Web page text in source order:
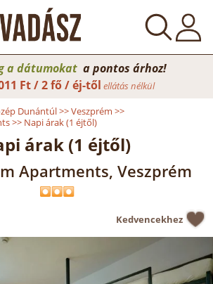
a dátumokat a pontos árhoz!
Ft / 2 fő / éj-től ellátás nélkül
Dunántúl>>Veszprém >>
>> Napi árak (1 éjtől)
árak (1 éjtől)
Apartments, Veszprém
Kedvencekhez